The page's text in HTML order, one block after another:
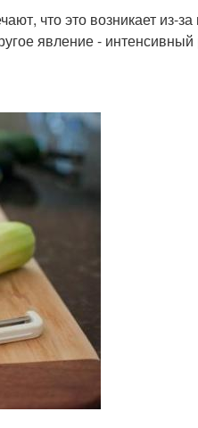
что это возникает из-за
явление - интенсивный